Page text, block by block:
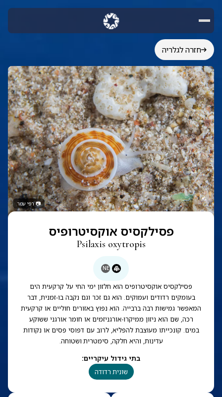
חזרה לגלריה
📷רפי עמר
פסילקסיס אוקסיטרופיס
Psilaxis oxytropis
NE
פסילקסיס אוקסיטרופיס הוא חלזון ימי החי על קרקעית הים
בעומקים רדודים ועמוקים. הוא גם זכר וגם נקבה בו-זמנית, דבר
המאפשר גמישות רבה ברבייה. הוא נפוץ באזורים חוליים או קרקעית
רכה, שם הוא ניזון ממיקרו-אורגניזמים או חומר אורגני ששוקע
במים. קונכייתו מעוצבת להפליא, לרוב עם דפוסי פסים או נקודות
עדינות, והיא חלקה, סימטרית ושטוחה.
בתי גידול עיקריים:
שונית רדודה